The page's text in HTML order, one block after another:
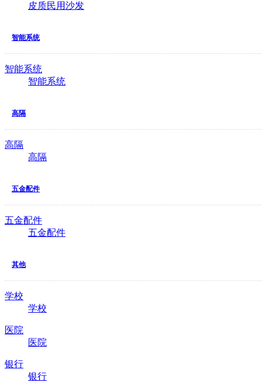
皮质民用沙发
智能系统
智能系统
智能系统
高隔
高隔
高隔
五金配件
五金配件
五金配件
其他
学校
学校
医院
医院
银行
银行